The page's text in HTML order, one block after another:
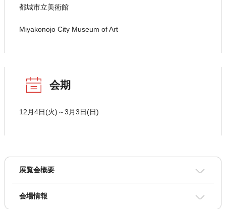
都城市立美術館
Miyakonojo City Museum of Art
会期
12月4日(火)～3月3日(日)
展覧会概要
会場情報